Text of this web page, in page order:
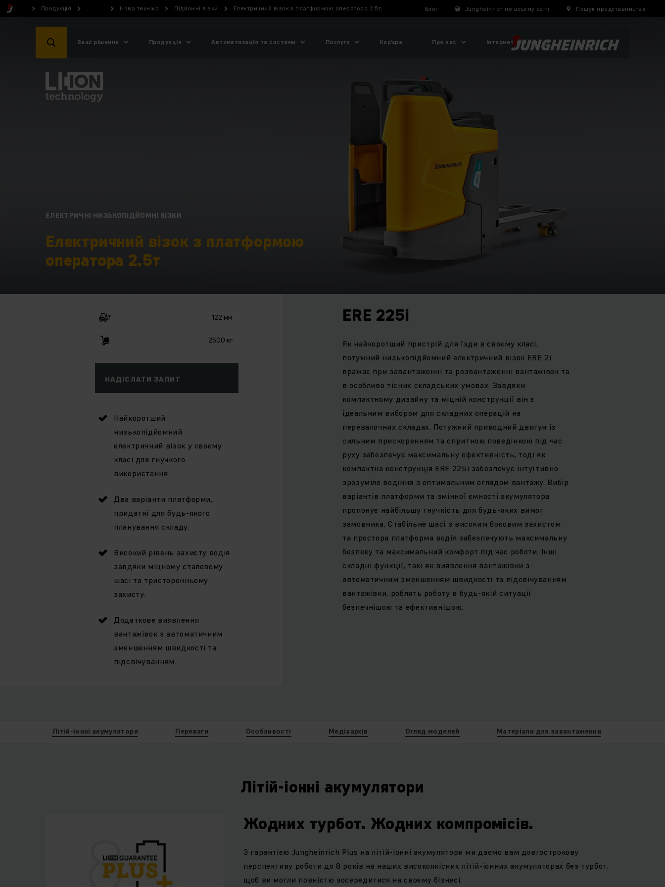
Продукція ... Нова техніка Підйомні візки Електричний візок з платформою оператора 2.5т. Блог Jungheinrich по всьому світі Пошук представництва
Ваші рішення Продукція Автоматизація та системи Послуги Кар'єра Про нас Інтернет-магазин
ЕЛЕКТРИЧНІ НИЗЬКОПІДЙОМНІ ВІЗКИ
Електричний візок з платформою
оператора 2.5т
122 мм
2500 кг
НАДІСЛАТИ ЗАПИТ
Найкоротший
низькопідйомний
електричний візок у своєму
класі для гнучкого
використання.
Два варіанти платформи,
придатні для будь-якого
планування складу.
Високий рівень захисту водія
завдяки міцному сталевому
шасі та тристоронньому
захисту.
Додаткове виявлення
вантажівок з автоматичним
зменшенням швидкості та
підсвічуванням.
ERE 225i
Як найкоротший пристрій для їзди в своєму класі,
потужний низькопідйомний електричний візок ERE 2i
вражає при завантаженні та розвантаженні вантажівок та
в особливо тісних складських умовах. Завдяки
компактному дизайну та міцній конструкції він є
ідеальним вибором для складних операцій на
перевалочних складах. Потужний приводний двигун із
сильним прискоренням та спритною поведінкою під час
руху забезпечує максимальну ефективність, тоді як
компактна конструкція ERE 225i забезпечує інтуїтивно
зрозуміле водіння з оптимальним оглядом вантажу. Вибір
варіантів платформи та змінної ємності акумулятора
пропонує найбільшу гнучкість для будь-яких вимог
замовника. Стабільне шасі з високим боковим захистом
та простора платформа водія забезпечують максимальну
безпеку та максимальний комфорт під час роботи. Інші
складні функції, такі як виявлення вантажівки з
автоматичним зменшенням швидкості та підсвічуванням
вантажівки, роблять роботу в будь-якій ситуації
безпечнішою та ефективнішою.
Літій-іонні акумулятори Переваги Особливості Медіаархів Огляд моделей Матеріали для завантаження
Літій-іонні акумулятори
Жодних турбот. Жодних компромісів.
З гарантією Jungheinrich Plus на літій-іонні акумулятори ми даємо вам довгострокову
перспективу роботи до 8 років на наших високоякісних літій-іонних акумуляторах без турбот,
щоб ви могли повністю зосередитися на своєму бізнесі.